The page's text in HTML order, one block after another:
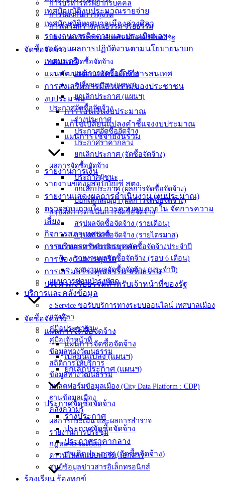
การบริหารทรัพยากรบุคคล
การป้องกันการทุจริต
การเสริมสร้างคุณธรรม จริยธรรม
ประมวลจริยธรรมสำหรับเจ้าหน้าที่ของรัฐ
จัดซื้อจัดจ้าง
แผนการจัดซื้อจัดจ้าง
แผนการจัดซื้อจัดจ้าง
เปลี่ยนแปลง (แผนฯ)
ยกเลิกประกาศ (แผนฯ)
ประกาศจัดซื้อจัดจ้าง
ร่างประกาศ
ประกาศจัดซื้อจัดจ้าง
ประกาศราคากลาง
ยกเลิกประกาศ (จัดซื้อจัดจ้าง)
ผลการจัดซื้อจัดจ้าง
ประกาศผู้ชนะ
ยกเลิกประกาศ (ผลการจัดซื้อจัดจ้าง)
บอกเลิกสัญญา (ผลการจัดซื้อจัดจ้าง)
สรุปผลการดำเนินการจัดซื้อจัดจ้าง
สรุปผลจัดซื้อจัดจ้าง (รายเดือน)
สรุปผลจัดซื้อจัดจ้าง (รายไตรมาส)
รายงานผลการดำเนินการจัดซื้อจัดจ้างประจำปี
รายงานผลจัดซื้อจัดจ้าง (รอบ 6 เดือน)
รายงานผลจัดซื้อจัดจ้าง (ประจำปี)
แผนการซ่อมบำรุงพัสดุ
บริการและคลังข้อมูล
e-Service ขอรับบริการทางระบบออนไลน์ เทศบาลเมือง
อ่างศิลา
คู่มือประชาชน
คู่มือเจ้าหน้าที่
ข้อมูลทางวัฒนธรรม
สถิติการให้บริการ
ข้อมูลทางวัฒนธรรม
แพลตฟอร์มข้อมูลเมือง (City Data Platform : CDP)
ฐานข้อมูลเมือง
คลังความรู้
ผลการประเมิน และผลการสำรวจ
รายงานการประชุม
กฎหมาย ระเบียบ
ดาวน์โหลดแบบฟอร์ม, เอกสาร
ศูนย์ข้อมูลข่าวสารอิเล็กทรอนิกส์
ร้องเรียน ร้องทุกข์
เทศบัญญัติงบประมาณรายจ่าย
เทศบัญญัติเทศบาลเมืองอ่างศิลา
รายงานการติดตามและประเมินผลฯ
รายงานผลการปฏิบัติงานตามนโยบายนายก
เทศมนตรี
แผนพัฒนาด้านเทคโนโลยีสารสนเทศ
การส่งเสริมการมีส่วนร่วมของประชาชน
งบประมาณ
การโอนเงินงบประมาณ
แก้ไขเปลี่ยนแปลงคำชี้แจงงบประมาณ
แผนการใช้จ่ายงินรวม
รายงานการเงิน
รายงานของผู้สอบบัญชี สตง.
รายงานแสดงผลการดำเนินงาน (งบประมาณ)
ตรวจสอบภายใน การควบคุมภายใน จัดการความ
เสี่ยง
กิจการสภาเทศบาล
การบริหารทรัพยากรบุคคล
การป้องกันการทุจริต
การเสริมสร้างคุณธรรม จริยธรรม
ประมวลจริยธรรมสำหรับเจ้าหน้าที่ของรัฐ
จัดซื้อจัดจ้าง
แผนการจัดซื้อจัดจ้าง
แผนการจัดซื้อจัดจ้าง
เปลี่ยนแปลง (แผนฯ)
ยกเลิกประกาศ (แผนฯ)
ประกาศจัดซื้อจัดจ้าง
ร่างประกาศ
ประกาศจัดซื้อจัดจ้าง
ประกาศราคากลาง
ยกเลิกประกาศ (จัดซื้อจัดจ้าง)
Management)
ติดต่อ
เทศบาล
ประวัติ
ส่วน
ราชการ
สภา
เทศบาล
สงวนลิขสิทธิ์ © 2563 เทศบาลเมืองอ่างศิลา จังหวัดชลบุรี |
angsilacity.go.th | Powered byBuuscript